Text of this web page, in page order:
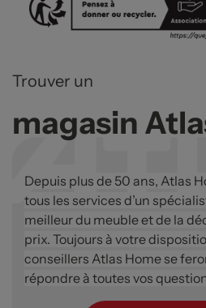
Trouver un
magasin
Depuis plus de 50 ans, Atlas
tous les services d’un
meilleur du meuble et de la
prix. Toujours à votre
conseillers Atlas Home se
répondre à toutes vos